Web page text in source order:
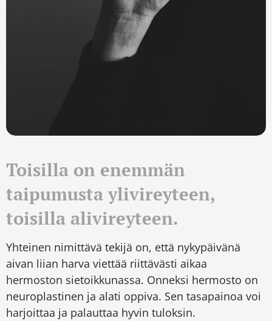
Toisilla on enemmän
taipumusta ylivireyteen,
toisilla alivireyteen.
Yhteinen nimittävä tekijä on, että nykypäivänä
aivan liian harva viettää riittävästi aikaa
hermoston sietoikkunassa. Onneksi hermosto on
neuroplastinen ja alati oppiva. Sen tasapainoa voi
harjoittaa ja palauttaa hyvin tuloksin.